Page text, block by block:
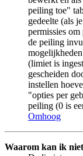
peiling toe"
gedeelte (als
permissies
de peiling
(limiet is
gescheiden
instellen
"opties per
peiling (0 is
Omhoog
Waarom kan ik